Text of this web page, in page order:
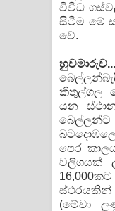
විවිධ
සිටීම මේ
වේ.
හුවමාරුව...
කිතුල්ගල
යන
පෙර
වලිගයක්
ස්ථරයකින්
(මේවා